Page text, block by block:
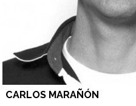
CARLOS MARAÑÓN